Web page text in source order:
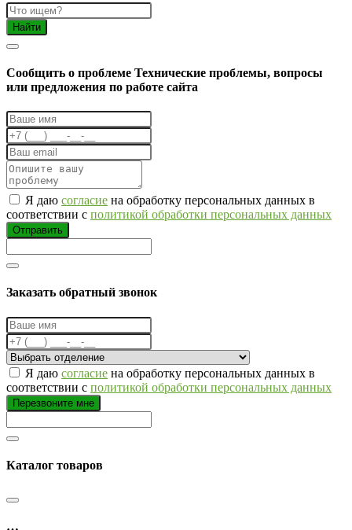
Найти
Cообщить о проблеме Технические проблемы, вопросы
или предложения по работе сайта
Я даю согласие на обработку персональных данных в
соответствии с политикой обработки персональных данных
Отправить
Заказать обратный звонок
Я даю согласие на обработку персональных данных в
соответствии с политикой обработки персональных данных
Перезвоните мне
Каталог товаров
…